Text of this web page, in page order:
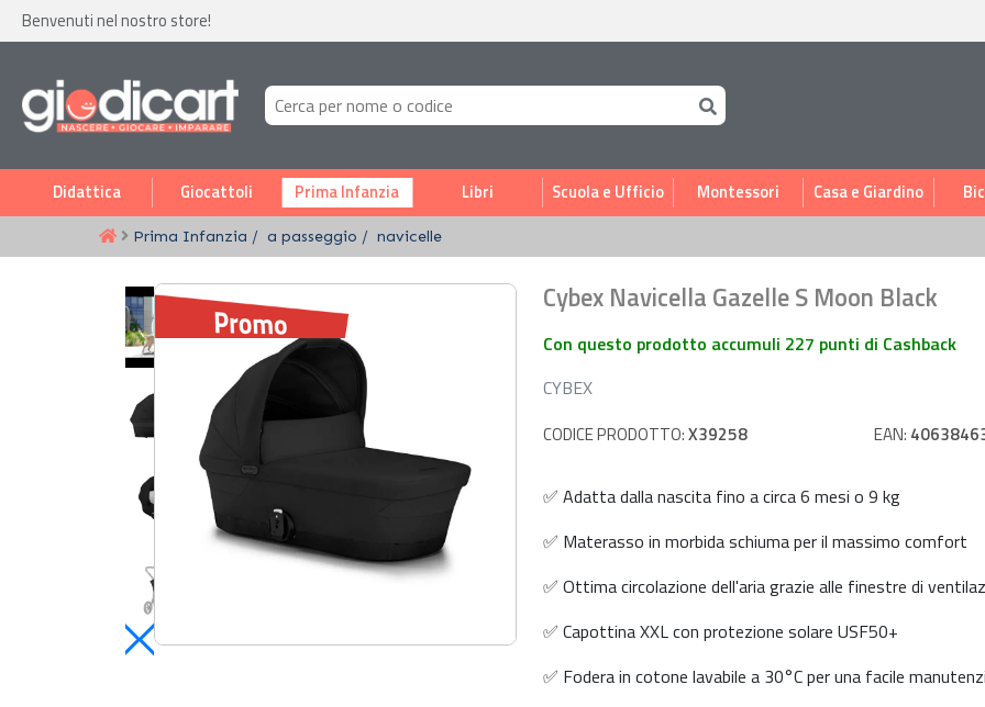
Benvenuti nel nostro store!
Didattica Giocattoli Prima Infanzia Libri Scuola e Ufficio Montessori Casa e Giardino
Prima Infanzia a passeggio navicelle
Cybex Navicella Gazelle S Moon Black
Con questo prodotto accumuli 227 punti di Cashback
CYBEX
CODICE PRODOTTO:X39258 EAN:
✅ Adatta dalla nascita fino a circa 6 mesi o 9 kg
✅ Materasso in morbida schiuma per il massimo comfort
✅ Ottima circolazione dell'aria grazie alle finestre di
✅ Capottina XXL con protezione solare USF50+
✅ Fodera in cotone lavabile a 30°C per una facile